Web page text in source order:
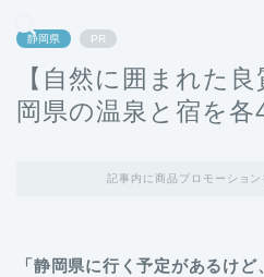
静岡県 PR
【自然に囲まれた
岡県の温泉と宿を各
記事内に商品プロモーショ
「静岡県に行く予定があるけ